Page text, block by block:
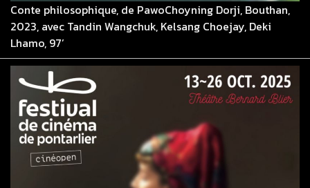
Conte philosophique, de PawoChoyning Dorji, Bouthan,
2023, avec Tandin Wangchuk, Kelsang Choejay, Deki
Lhamo, 97’